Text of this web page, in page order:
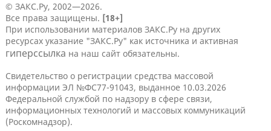
© ЗАКС.Ру, 2002—2026.
Все права защищены. [18+]
При использовании материалов ЗАКС.Ру на других
ресурсах указание "ЗАКС.Ру" как источника и активная
гиперссылка на наш сайт обязательны.
Свидетельство о регистрации средства массовой
информации ЭЛ №ФС77-91043, выданное 10.03.2026
Федеральной службой по надзору в сфере связи,
информационных технологий и массовых коммуникаций
(Роскомнадзор).